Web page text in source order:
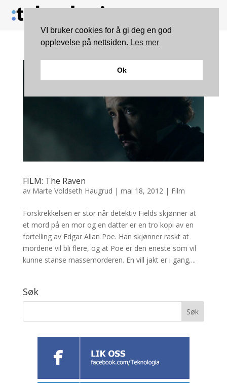
FILM: The Raven
av Marte Voldseth Haugrud | mai 18, 2012 | Film
Forskrekkelsen er stor når detektiv Fields skjønner at
et mord på en mor og en datter er en tro kopi av en
fortelling av Edgar Allan Poe. Han skjønner raskt at
mordene vil bli flere, og at Poe er den eneste som vil
kunne stanse massemorderen. En vill jakt er i gang,...
Søk
VI bruker cookies for å gi deg en god
opplevelse på nettsiden. Les mer
Ok